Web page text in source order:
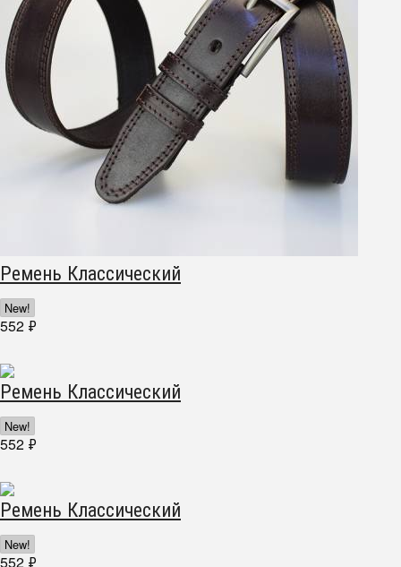
Ремень Классический
New!
552 ₽
Ремень Классический
New!
552 ₽
Ремень Классический
New!
552 ₽